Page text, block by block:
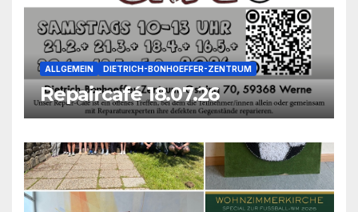
ALLGEMEIN DIETRICH-BONHOEFFER-ZENTRUM
Repaircafé 18.07.26